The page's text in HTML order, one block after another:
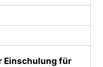
Einschulung für